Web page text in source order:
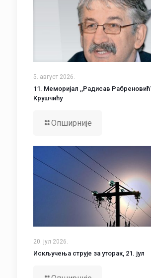
5. август 2026.
11. Меморијал ,,Радисав
Крушчићу
Опширније
20. јул 2026.
Искључења струје за уторак, 21. јул